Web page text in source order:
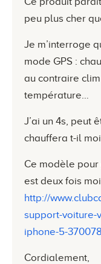
peu plus cher
Je m’interroge
mode GPS :
au contraire
température…
J’ai un 4s, peut
chauffera t-il
Ce modèle
est deux fois
http://
support-voiture-
iphone-5-
Cordialement,